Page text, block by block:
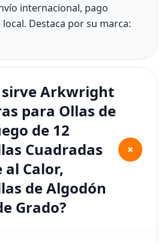
internacional, pago
Destaca por su marca:
sirve Arkwright
para Ollas de
de 12
Cuadradas
al Calor,
de Algodón
Grado?
+